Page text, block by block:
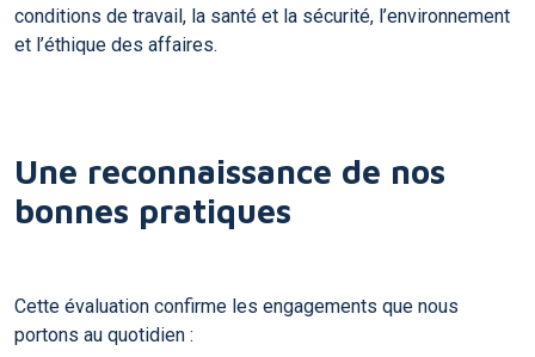
conditions de travail, la santé et la sécurité, l’environnement
et l’éthique des affaires.
Une reconnaissance de nos
bonnes pratiques
Cette évaluation confirme les engagements que nous
portons au quotidien :